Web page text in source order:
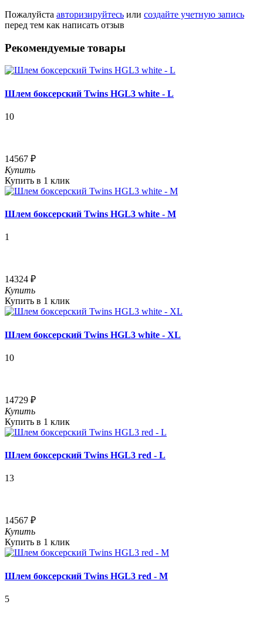
Пожалуйста авторизируйтесь или создайте учетную запись
перед тем как написать отзыв
Рекомендуемые товары
Шлем боксерский Twins HGL3 white - L
10
14567 ₽
Купить
Купить в 1 клик
Шлем боксерский Twins HGL3 white - M
1
14324 ₽
Купить
Купить в 1 клик
Шлем боксерский Twins HGL3 white - XL
10
14729 ₽
Купить
Купить в 1 клик
Шлем боксерский Twins HGL3 red - L
13
14567 ₽
Купить
Купить в 1 клик
Шлем боксерский Twins HGL3 red - M
5